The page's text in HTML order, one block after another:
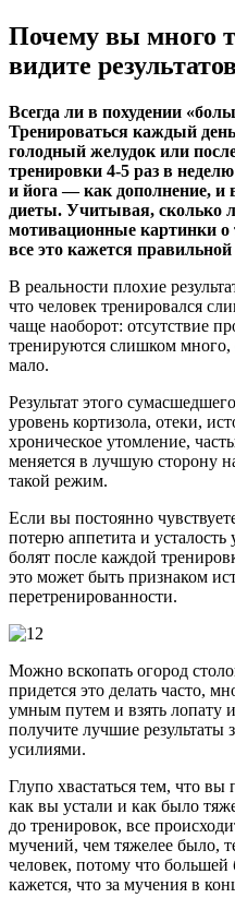
Почему вы много
видите
Всегда ли в похудении
Тренироваться каждый
голодный желудок или
тренировки 4-5 раз в
и йога — как дополнение, и
диеты. Учитывая, сколько
мотивационные картинки о
все это кажется правильной
В реальности плохие
что человек тренировался
чаще наоборот: отсутствие
тренируются слишком
мало.
Результат этого
уровень кортизола, отеки,
хроническое утомление,
меняется в лучшую сторону
такой режим.
Если вы постоянно
потерю аппетита и
болят после каждой
это может быть признаком
перетренированности.
Можно вскопать огород
придется это делать часто,
умным путем и взять лопату
получите лучшие
усилиями.
Глупо хвастаться тем, что
как вы устали и как было
до тренировок, все
мучений, чем тяжелее было,
человек, потому что большей
кажется, что за мучения в